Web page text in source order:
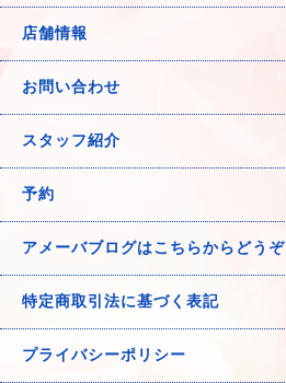
店舗情報
お問い合わせ
スタッフ紹介
予約
アメーバブログはこちらからどうぞ
特定商取引法に基づく表記
プライバシーポリシー